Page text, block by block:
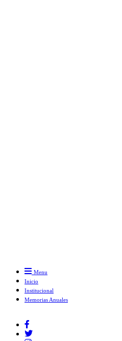
Menu
Inicio
Institucional
Memorias Anuales